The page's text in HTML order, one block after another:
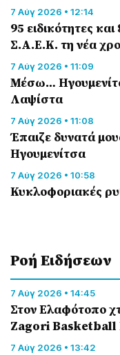
7 Αύγ 2026 • 12:14
95 ειδικότητες
Σ.Α.Ε.Κ. τη νέα
7 Αύγ 2026 • 11:09
Μέσω…
Λαψίστα
7 Αύγ 2026 • 11:08
Έπαιζε δυνατά
Ηγουμενίτσα
7 Αύγ 2026 • 10:58
Κυκλοφοριακές
Ροή Eιδήσεων
7 Αύγ 2026 • 14:45
Στον Ελαφότοπο
Zagori Basketball
7 Αύγ 2026 • 13:42